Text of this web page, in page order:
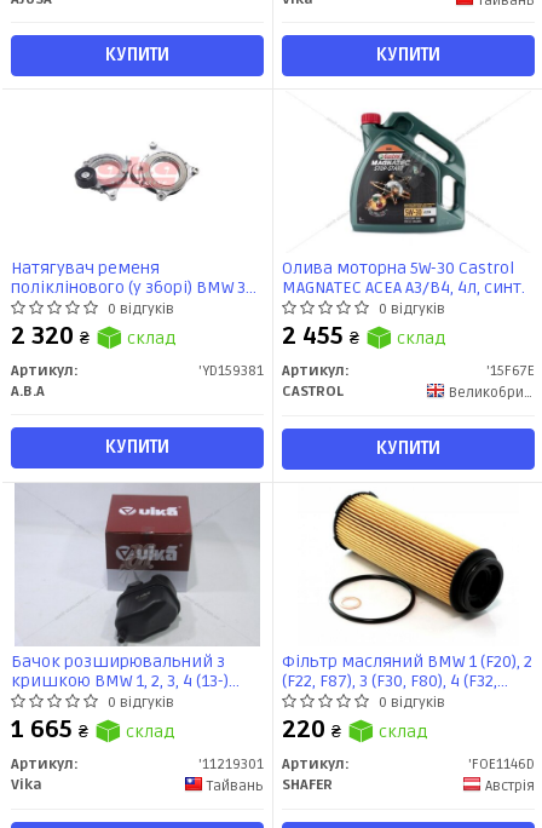
КУПИТИ КУПИТИ
Натягувач ременя
поліклінового (у зборі) BMW 3
(G20) 5 (G30) X3 (G01) X5 (G05)
(18-) 2.0i, 3.0i (YD159381) A.B.A
Automotive
0 відгуків
2 320 ₴ склад
Артикул:
'YD159381
A.B.A
КУПИТИ
Олива моторна 5W-30 Castrol
MAGNATEC ACEA A3/B4, 4л, синт.
0 відгуків
2 455 ₴ склад
Артикул:
'15F67E
CASTROL
Великобритания
КУПИТИ
Бачок розширювальний з
кришкою BMW 1, 2, 3, 4 (13-)
(11219301) VIKA0 відгуків
1 665 ₴ склад
Артикул:
'11219301
Vika
Тайвань
Фільтр масляний BMW 1 (F20), 2
(F22, F87), 3 (F30, F80), 4 (F32,
F82), 5 (G30, F90), 3.0/3.0D, 14-
(США) (FOE1146D) SHAFER
0 відгуків
220 ₴ склад
Артикул:
'FOE1146D
SHAFER
Австрія